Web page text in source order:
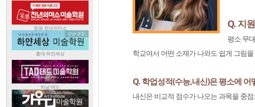
Q. 지
평소 무
학교여서 어떤 소재가 나와도 쉽게 그림
Q. 학업성적(수능,내신)은 평소에 어
내신은 비교적 점수가 나오는 과목을 중